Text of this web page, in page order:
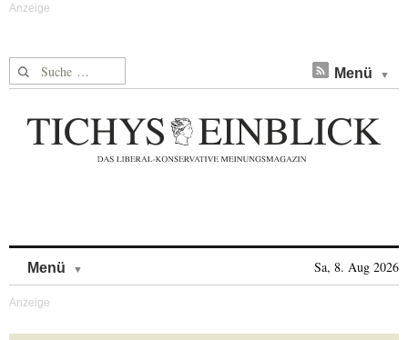
Suche nach: Menü
Menü Sa, 8. Aug 2026